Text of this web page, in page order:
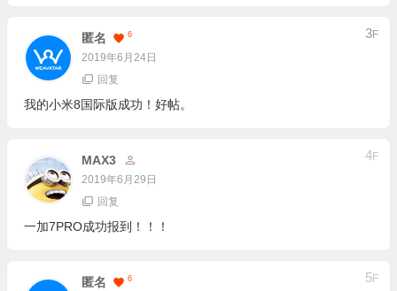
匿名 6
2019年6月24日
3F
回复
我的小米8国际版成功！好帖。
MAX3
2019年6月29日
4F
回复
一加7PRO成功报到！！！
匿名 6 5F